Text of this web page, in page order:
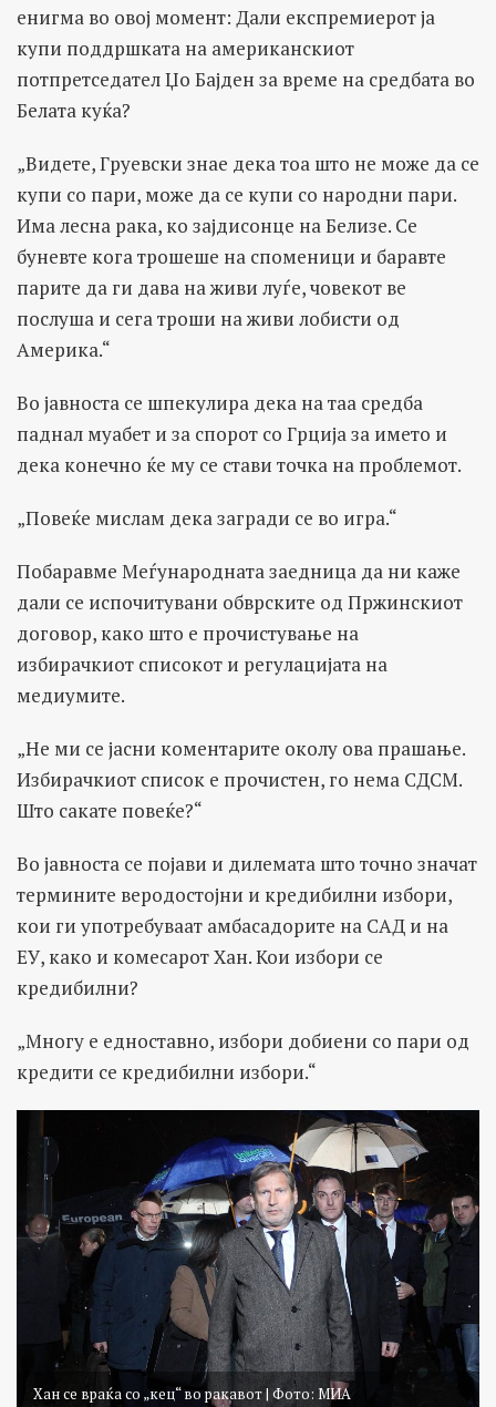
енигма во овој момент: Дали експремиерот ја
купи поддршката на американскиот
потпретседател Џо Бајден за време на средбата во
Белата куќа?
„Видете, Груевски знае дека тоа што не може да се
купи со пари, може да се купи со народни пари.
Има лесна рака, ко зајдисонце на Белизе. Се
буневте кога трошеше на споменици и баравте
парите да ги дава на живи луѓе, човекот ве
послуша и сега троши на живи лобисти од
Америка.“
Во јавноста се шпекулира дека на таа средба
паднал муабет и за спорот со Грција за името и
дека конечно ќе му се стави точка на проблемот.
„Повеќе мислам дека загради се во игра.“
Побаравме Меѓународната заедница да ни каже
дали се испочитувани обврските од Пржинскиот
договор, како што е прочистување на
избирачкиот списокот и регулацијата на
медиумите.
„Не ми се јасни коментарите околу ова прашање.
Избирачкиот список е прочистен, го нема СДСМ.
Што сакате повеќе?“
Во јавноста се појави и дилемата што точно значат
термините веродостојни и кредибилни избори,
кои ги употребуваат амбасадорите на САД и на
ЕУ, како и комесарот Хан. Кои избори се
кредибилни?
„Многу е едноставно, избори добиени со пари од
кредити се кредибилни избори.“
Хан се враќа со „кец“ во ракавот | Фото: МИА